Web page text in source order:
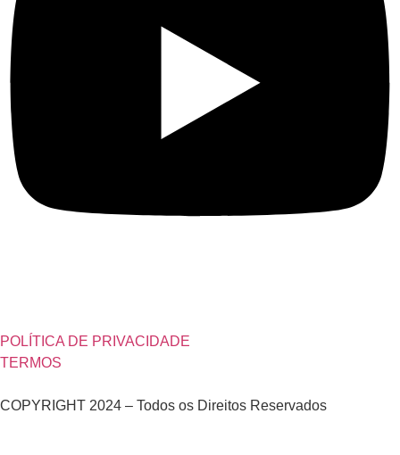
POLÍTICA DE PRIVACIDADE
TERMOS
COPYRIGHT 2024 – Todos os Direitos Reservados